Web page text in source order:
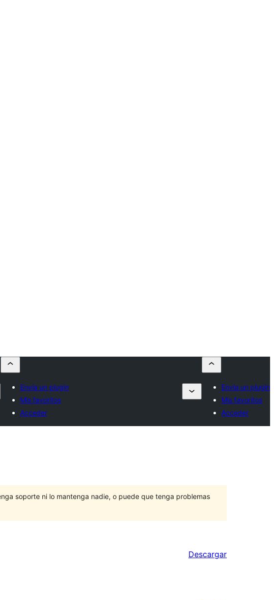
Envía un plugin
Mis favoritos
Acceder
Envía un plugin
Mis favoritos
Acceder
soporte ni lo mantenga nadie, o puede que tenga problemas
Descargar